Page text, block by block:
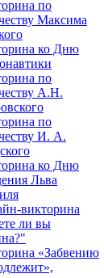
по
Максима
ко Дню
по
А.Н.
по
И. А.
ко Дню
Льва
викторина
ли вы
«Забвению